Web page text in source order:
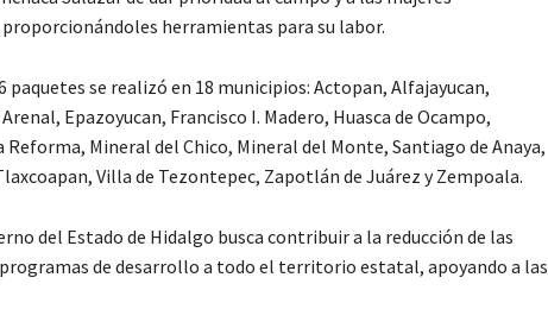
herramientas para su labor.
paquetes se realizó en 18 municipios: Actopan, Alfajayucan,
Epazoyucan, Francisco I. Madero, Huasca de Ocampo,
Mineral del Chico, Mineral del Monte, Santiago de Anaya,
Villa de Tezontepec, Zapotlán de Juárez y Zempoala.
del Estado de Hidalgo busca contribuir a la reducción de las
de desarrollo a todo el territorio estatal, apoyando a las